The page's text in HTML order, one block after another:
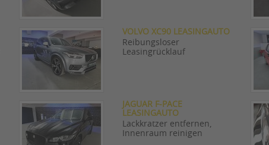
VOLVO XC90 LEASINGAUTO
Reibungsloser
Leasingrücklauf
JAGUAR F-PACE
LEASINGAUTO
Lackkratzer entfernen,
Innenraum reinigen